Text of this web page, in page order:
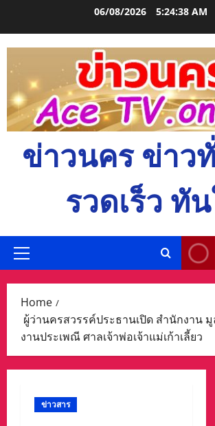
06/08/2026 5:24:39 AM
ข่าวนคร ข่าว
รวดเร็ว ทั
Primary
Home
ผู้ว่านครสวรรค์ประธานเปิด สำนักงาน มู
งานประเพณี ศาลเจ้าพ่อเจ้าแม่เก้าเลี้ยว
ข่าวสาร